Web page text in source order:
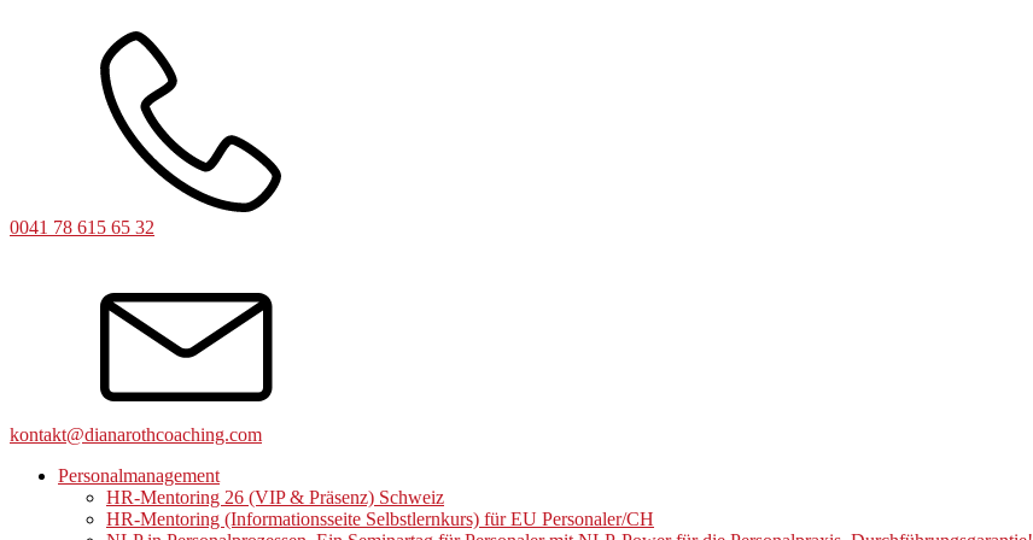
0041 78 615 65 32
kontakt@dianarothcoaching.com
Personalmanagement
HR-Mentoring 26 (VIP & Präsenz) Schweiz
HR-Mentoring (Informationsseite Selbstlernkurs) für EU Personaler/CH